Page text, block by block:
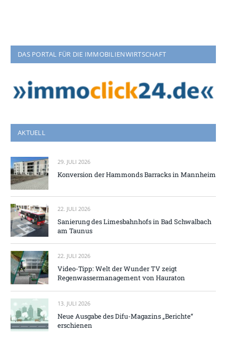
DAS PORTAL FÜR DIE IMMOBILIENWIRTSCHAFT
AKTUELL
29. JULI 2026
Konversion der Hammonds Barracks in Mannheim
22. JULI 2026
Sanierung des Limesbahnhofs in Bad Schwalbach
am Taunus
22. JULI 2026
Video-Tipp: Welt der Wunder TV zeigt
Regenwassermanagement von Hauraton
13. JULI 2026
Neue Ausgabe des Difu-Magazins „Berichte“
erschienen